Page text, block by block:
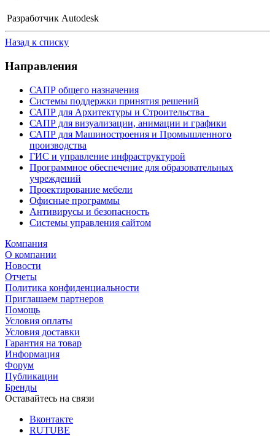
Разработчик Autodesk
Назад к списку
Направления
САПР общего назначения
Системы поддержки принятия решений
САПР для Архитектуры и Строительства
САПР для визуализации, анимации и графики
САПР для Машиностроения и Промышленного
производства
ГИС и управление инфраструктурой
Программное обеспечение для образовательных
учреждений
Проектирование мебели
Офисные программы
Антивирусы и безопасность
Системы управления сайтом
Компания
О компании
Новости
Отчеты
Политика конфиденциальности
Приглашаем партнеров
Помощь
Условия оплаты
Условия доставки
Гарантия на товар
Информация
Форум
Публикации
Бренды
Оставайтесь на связи
Вконтакте
RUTUBE